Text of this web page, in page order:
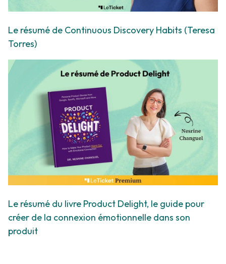
Le résumé de Continuous Discovery Habits (Teresa
Torres)
Le résumé du livre Product Delight, le guide pour
créer de la connexion émotionnelle dans son
produit